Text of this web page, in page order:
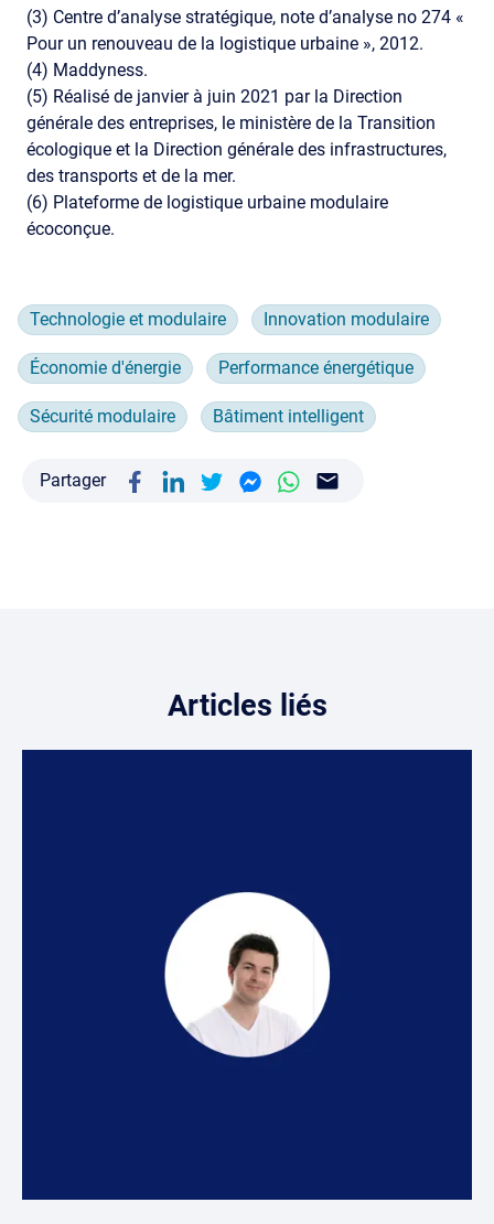
(3) Centre d’analyse stratégique, note d’analyse no 274 «
Pour un renouveau de la logistique urbaine », 2012.
(4) Maddyness.
(5) Réalisé de janvier à juin 2021 par la Direction
générale des entreprises, le ministère de la Transition
écologique et la Direction générale des infrastructures,
des transports et de la mer.
(6) Plateforme de logistique urbaine modulaire
écoconçue.
Technologie et modulaire Innovation modulaire
Économie d'énergie Performance énergétique
Sécurité modulaire Bâtiment intelligent
Partager
Articles liés